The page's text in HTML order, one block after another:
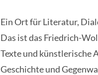
Ein Ort für Literatur,
Das ist das Friedrich-
Texte und künstlerische
Geschichte und